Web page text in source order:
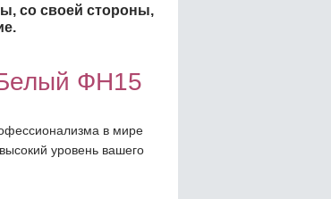
со своей стороны,
ФН15
в мире
уровень вашего